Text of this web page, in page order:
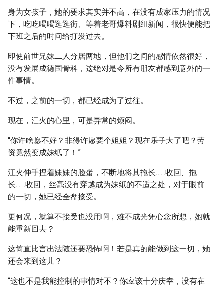
身为女孩子，她的要求其实并不高，在没有成家压力的情况
下，吃吃喝喝逛逛街、等着老哥爆料剧组新闻，很快便能把
下班之后的时间给打发过去。
即使前世兄妹二人分居两地，但他们之间的感情依然很好，
没有发展成德国骨科，这绝对是令所有朋友都感到意外的一
件事情。
不过，之前的一切，都已经成为了过往。
现在，江火的心里，可是异常的烦闷。
“你许啥愿不好？非得许愿要个姐姐？现在乐子大了吧？劳
资竟然变成妹纸了！”
江火伸手捏着妹妹的脸蛋，不断地将其拖长……收回、拖
长……收回，丝毫没有穿越成为妹纸的不适之处，对于眼前
的一切，她已经全盘接受。
更何况，就算不接受也没用啊，难不成光凭心念所想，她就
能重新回去？
这简直比言出法随还要恐怖啊！若是真的能做到这一切，她
还会来到这儿？
“这也不是我能控制的事情对不？你应该十分庆幸，没有在